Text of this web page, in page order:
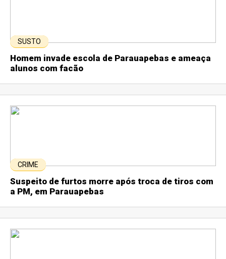
SUSTO
Homem invade escola de Parauapebas e ameaça
alunos com facão
CRIME
Suspeito de furtos morre após troca de tiros com
a PM, em Parauapebas